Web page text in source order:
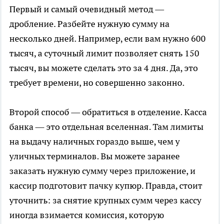
Первый и самый очевидный метод —
дробление. Разбейте нужную сумму на
несколько дней. Например, если вам нужно 600
тысяч, а суточный лимит позволяет снять 150
тысяч, вы можете сделать это за 4 дня. Да, это
требует времени, но совершенно законно.
Второй способ — обратиться в отделение. Касса
банка — это отдельная вселенная. Там лимиты
на выдачу наличных гораздо выше, чем у
уличных терминалов. Вы можете заранее
заказать нужную сумму через приложение, и
кассир подготовит пачку купюр. Правда, стоит
уточнить: за снятие крупных сумм через кассу
иногда взимается комиссия, которую